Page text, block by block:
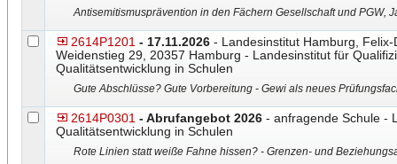
Antisemitismusprävention in den Fächern Gesellschaft und PGW,
2614P1201 - 17.11.2026 - Landesinstitut Hamburg,
Weidenstieg 29, 20357 Hamburg - Landesinstitut für
Qualitätsentwicklung in Schulen
Gute Abschlüsse? Gute Vorbereitung - Gewi als neues
2614P0301 - Abrufangebot 2026 - anfragende Schule -
Qualitätsentwicklung in Schulen
Rote Linien statt weiße Fahne hissen? - Grenzen- und